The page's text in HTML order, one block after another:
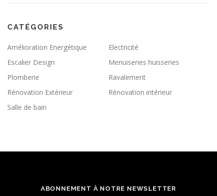
CATÉGORIES
Amélioration Energétique
Electricité
Escalier Design
Menuiseries huisseries
Plomberie
Ravalement
Rénovation Extérieur
Rénovation intérieur
Salle de bain
ABONNEMENT À NOTRE NEWSLETTER